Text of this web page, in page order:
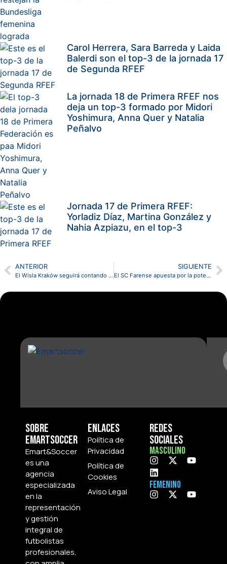
Carol Herrera, Sara Barreda y Laida
Balerdi son el top-3 de la jornada 17
de Segunda RFEF
La jornada 18 de Primera RFEF nos
deja un top-3 formado por Midori
Yoshimura, Anna Quer y Natalia
Peñalvo
Jornada 17 de Primera RFEF:
Yorladiz Díaz, Martina González y
Nahia Azpiazu, en el top-3
ANTERIOR
El Wisla Kraków seguirá contando en sus filas con James Igbekeme
SIGUIENTE
El SC Farense apuesta por la potencia de Toni Herrero
Sobre
Emartsoccer
Emart&Soccer
es una
agencia
especializada
en la
representación
y gestión
integral de
futbolistas
profesionales,
Enlaces
Política de
Privacidad
Política de
Cookies
Aviso Legal
Redes
Sociales
Masculino
Femenino